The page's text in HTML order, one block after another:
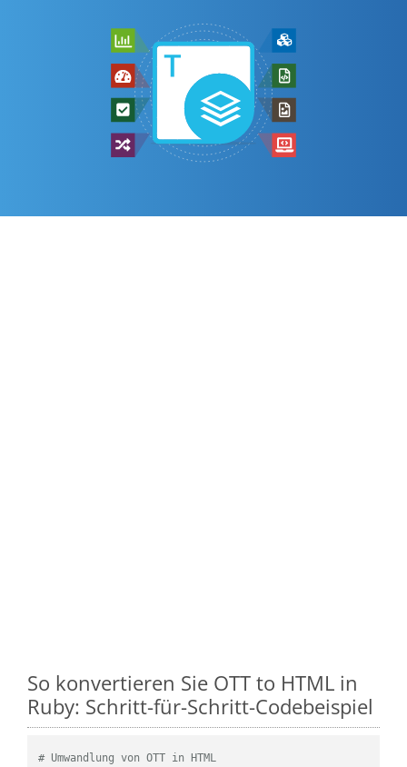
So konvertieren Sie OTT to HTML in
Ruby: Schritt-für-Schritt-Codebeispiel
# Umwandlung von OTT in HTML